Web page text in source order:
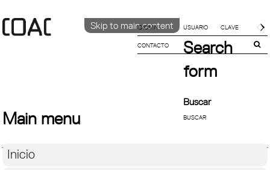
Skip to main content
IDIOMA
CATALÀ
CONTACTO
Search
form
Buscar
Main menu
Inicio